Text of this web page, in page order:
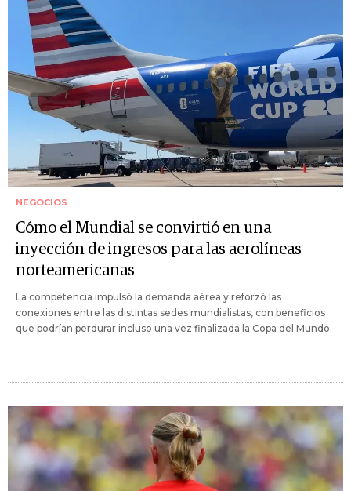
NEGOCIOS
Cómo el Mundial se convirtió en una
inyección de ingresos para las aerolíneas
norteamericanas
La competencia impulsó la demanda aérea y reforzó las
conexiones entre las distintas sedes mundialistas, con beneficios
que podrían perdurar incluso una vez finalizada la Copa del Mundo.